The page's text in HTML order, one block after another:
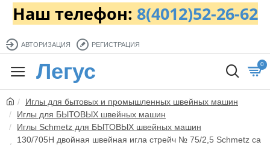
Наш телефон: 8(4012)52-26-62
АВТОРИЗАЦИЯ РЕГИСТРАЦИЯ
Легус 0
Иглы для бытовых и промышленных швейных машин
Иглы для БЫТОВЫХ швейных машин
Иглы Schmetz для БЫТОВЫХ швейных машин
130/705H двойная швейная игла стрейч № 75/2,5 Schmetz ca